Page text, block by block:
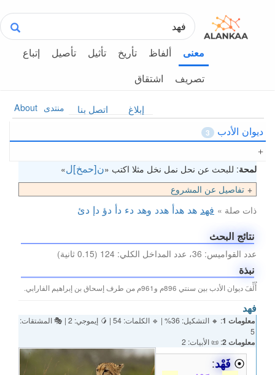
معنى ألفاظ تأريخ تأثيل تأصيل
إتباع
تصريف
اشتقاق
About منتدى اتصل بنا إبلاغ
ديوان الأدب 3
لمحة: للبحث عن نحل نمل نخل مثلا اكتب «ن[حمخ]ل»
تفاصيل عن المشروع
ذات صلة » فهد هد هدأ هدد وهد دء دأ دؤ دإ دئ
نتائج البحث
عدد القواميس: 36، عدد المداخل الكلي: 124 (0.15 ثانية)
نبذة
أُلِّفَ ديوان الأدب بين سنتي 896م و961م من طرف إسحاق بن إبراهيم الفارابي.
فهد
معلومات 1
: 🔸 التشكيل: 36% | 🔹 الكلمات: 54 | 🥭 إيموجي: 2 | 🎭 المشتقات:
5
معلومات 2 : 📜 الأبيات: 2
⦿ فَهْد: